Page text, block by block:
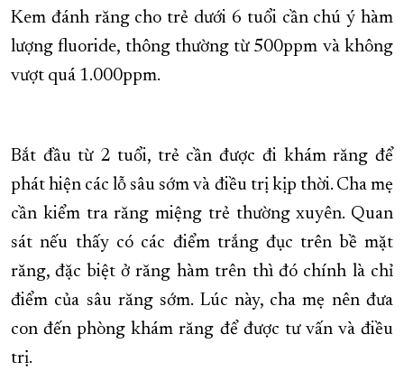
Kem đánh răng cho trẻ dưới 6 tuổi cần chú ý hàm
lượng fluoride, thông thường từ 500ppm và không
vượt quá 1.000ppm.
Bắt đầu từ 2 tuổi, trẻ cần được đi khám răng để
phát hiện các lỗ sâu sớm và điều trị kịp thời. Cha mẹ
cần kiểm tra răng miệng trẻ thường xuyên. Quan
sát nếu thấy có các điểm trắng đục trên bề mặt
răng, đặc biệt ở răng hàm trên thì đó chính là chỉ
điểm của sâu răng sớm. Lúc này, cha mẹ nên đưa
con đến phòng khám răng để được tư vấn và điều
trị.